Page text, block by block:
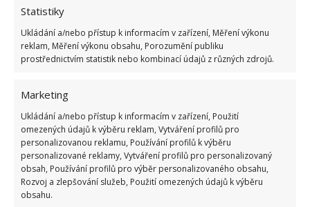
Statistiky
Ukládání a/nebo přístup k informacím v zařízení, Měření výkonu
reklam, Měření výkonu obsahu, Porozumění publiku
prostřednictvím statistik nebo kombinací údajů z různých zdrojů.
Marketing
Ukládání a/nebo přístup k informacím v zařízení, Použití
omezených údajů k výběru reklam, Vytváření profilů pro
personalizovanou reklamu, Používání profilů k výběru
personalizované reklamy, Vytváření profilů pro personalizovaný
obsah, Používání profilů pro výběr personalizovaného obsahu,
Rozvoj a zlepšování služeb, Použití omezených údajů k výběru
obsahu.
veškerou vegetaci v daném místě a stimulují růst
kořenů. Veškeré plodiny absorbují živiny z půdy,
díky přírodním látkám získávají odolnost vůči
chorobám a škůdcům. Organická hnojiva však
jejich nevýhoda. A jaký je nejběžnější druh
organického hnojiva, které můžete použít?
Kompost
Jednoznačně nejběžnějším organickým hnojivem,